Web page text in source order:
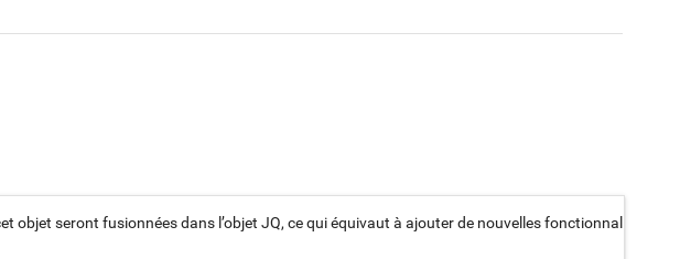
objet seront fusionnées dans l’objet JQ, ce qui équivaut à ajouter de nouvelles fonctionnalités